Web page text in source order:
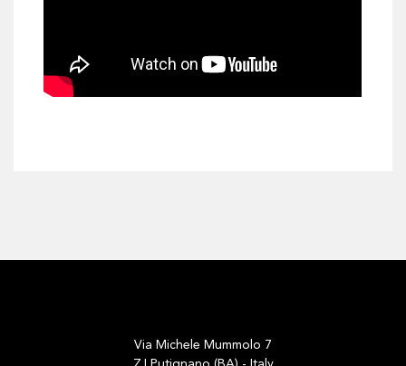
Via Michele Mummolo 7